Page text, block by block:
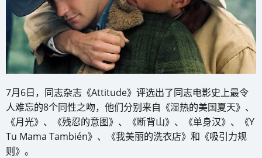
7月6日，同志杂志《Attitude》评选出了同志电影史上最令
人难忘的8个同性之吻，他们分别来自《湿热的美国夏天》、
《月光》、《残忍的意图》、《断背山》、《单身汉》、《Y
Tu Mama También》、《我美丽的洗衣店》和《吸引力规
则》。